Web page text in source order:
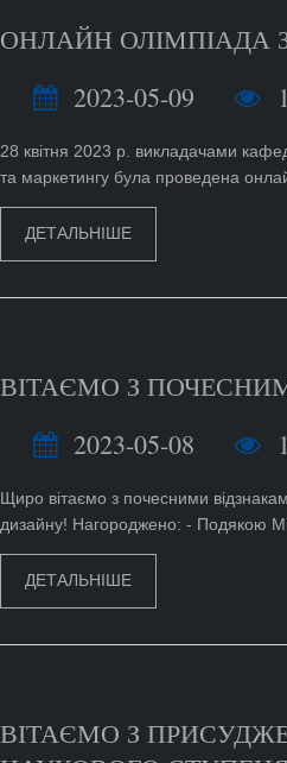
ОНЛАЙН ОЛІМПІАДА
2023-05-09
28 квітня 2023 р. викладачами
та маркетингу була проведена
ДЕТАЛЬНІШЕ
ВІТАЄМО З
2023-05-08
Щиро вітаємо з почесними
дизайну! Нагороджено: - Подякою
ДЕТАЛЬНІШЕ
ВІТАЄМО З